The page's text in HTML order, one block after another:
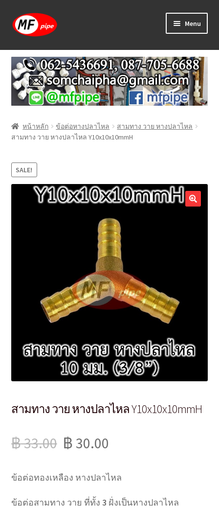
Skip
to
Skip
to
Menu
หน้าแรก
ร้านค้า
วิธีการเดินท่อ PAP
บทความ
แจ้งชำระเงิน
ติดต่อเรา
หน้าหลัก ข้อต่อหางปลาไหล
สามทาง วาย หางปลาไหล
สามทาง วาย หางปลาไหล Y10x10x10mmH
SALE!
สามทาง วาย หางปลาไหล Y10x10x10mmH
฿33.00 ฿30.00
ข้อต่อทองเหลือง หางปลาไหล
ข้อต่อสามทาง วาย ที่ทั้ง 3 ฝั่งเป็นหางปลาไหล